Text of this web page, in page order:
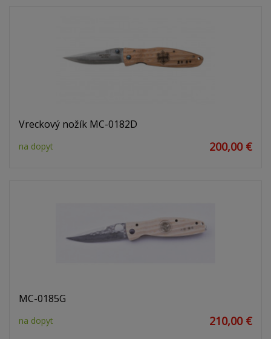
Vreckový nožík MC-0182D
na dopyt 200,00 €
MC-0185G
na dopyt 210,00 €